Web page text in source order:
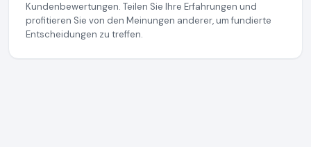
Kundenbewertungen. Teilen Sie Ihre Erfahrungen und
profitieren Sie von den Meinungen anderer, um fundierte
Entscheidungen zu treffen.